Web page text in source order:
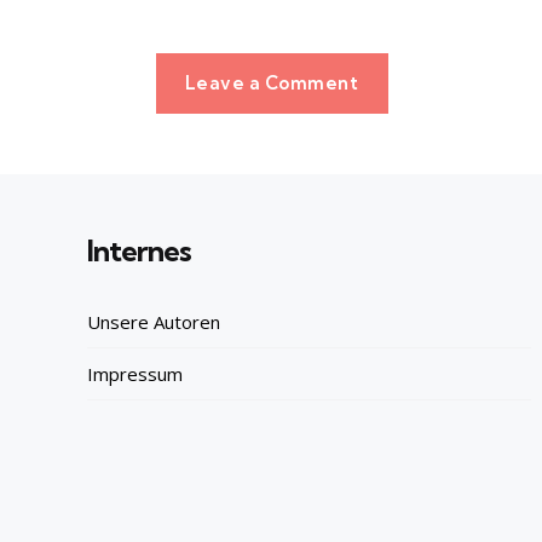
Leave a Comment
Internes
Unsere Autoren
Impressum